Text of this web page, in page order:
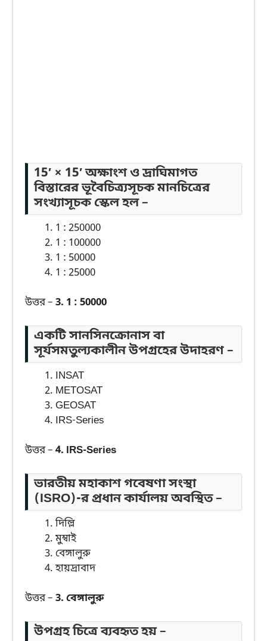
15′ × 15′ অক্ষাংশ ও দ্রাঘিমাগত
বিস্তারের ভূবৈচিত্র্যসূচক মানচিত্রের
সংখ্যাসূচক স্কেল হল –
1 : 250000
1 : 100000
1 : 50000
1 : 25000
উত্তর – 3. 1 : 50000
একটি সানসিনক্রোনাস বা
সূর্যসমতুল্যকালীন উপগ্রহের উদাহরণ –
INSAT
METOSAT
GEOSAT
IRS-Series
উত্তর – 4. IRS-Series
ভারতীয় মহাকাশ গবেষণা সংস্থা
(ISRO)-র প্রধান কার্যালয় অবস্থিত –
দিল্লি
মুম্বাই
বেঙ্গালুরু
হায়দ্রাবাদ
উত্তর – 3. বেঙ্গালুরু
উপগ্রহ চিত্রে ব্যবহৃত হয় –